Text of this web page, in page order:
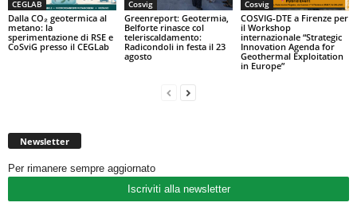
CEGLAB
Dalla CO₂ geotermica al
metano: la
sperimentazione di RSE e
CoSviG presso il CEGLab
Cosvig
Greenreport: Geotermia,
Belforte rinasce col
teleriscaldamento:
Radicondoli in festa il 23
agosto
Cosvig
COSVIG-DTE a Firenze per
il Workshop
internazionale “Strategic
Innovation Agenda for
Geothermal Exploitation
in Europe”
Newsletter
Per rimanere sempre aggiornato
Iscriviti alla newsletter